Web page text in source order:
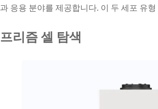
과 응용 분야를 제공합니다. 이 두 세포 유
프리즘 셀 탐색